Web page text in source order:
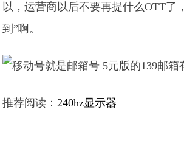
以，运营商以后不要再提什么OTT了
到”啊。
推荐阅读：240hz显示器